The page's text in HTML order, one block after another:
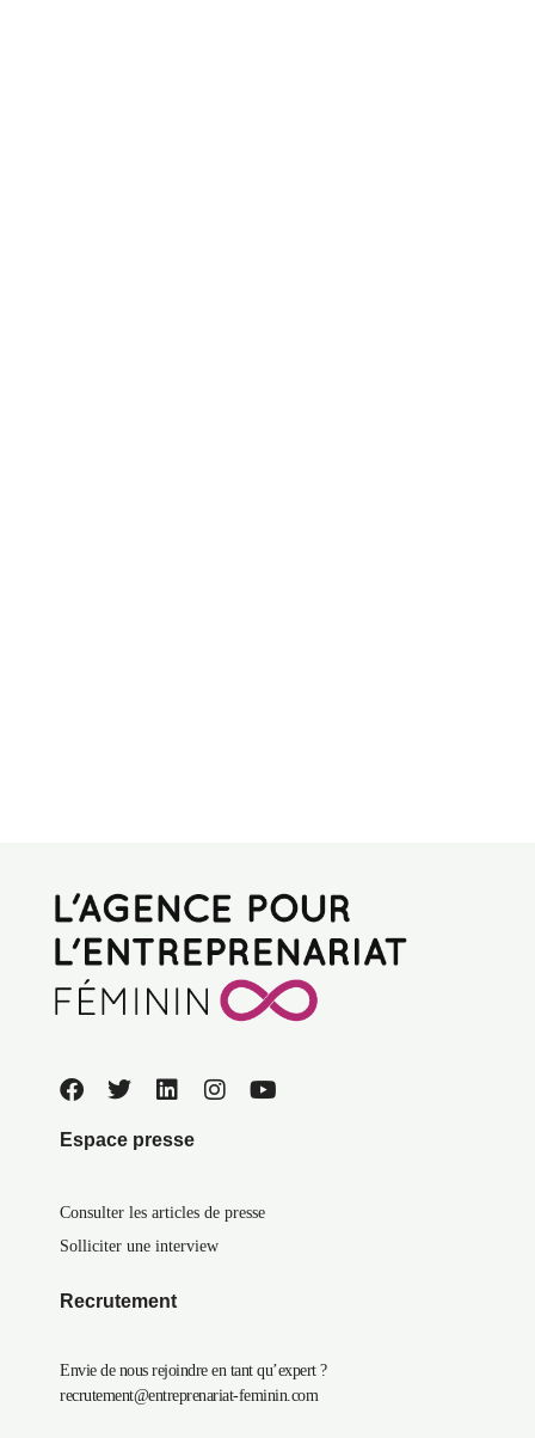
Espace presse
Consulter les articles de presse
Solliciter une interview
Recrutement
Envie de nous rejoindre en tant qu’expert ?
recrutement@entreprenariat-feminin.com